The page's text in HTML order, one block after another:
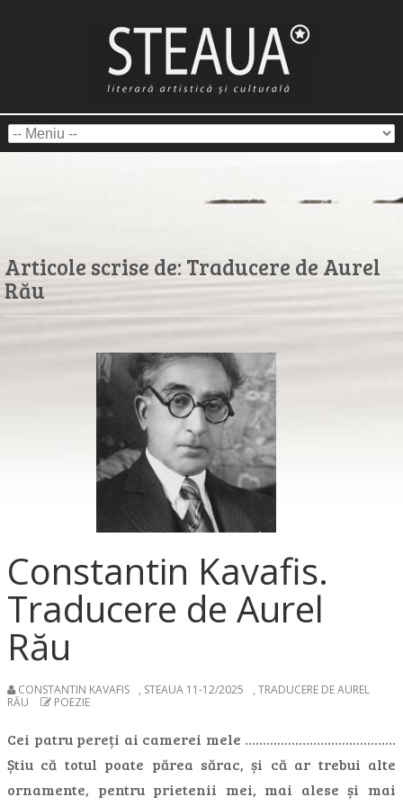
Articole scrise de: Traducere de Aurel
Rău
Constantin Kavafis.
Traducere de Aurel
Rău
CONSTANTIN KAVAFIS , STEAUA 11-12/2025 , TRADUCERE DE AUREL
RĂU
POEZIE
Cei patru pereți ai camerei mele ……………………………………
Știu că totul poate părea sărac, și că ar trebui alte
ornamente, pentru prietenii mei, mai alese și mai